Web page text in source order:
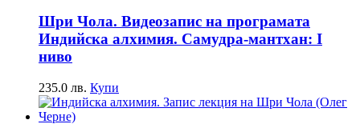
Шри Чола. Видеозапис на програмата
Индийска алхимия. Самудра-мантхан: I
ниво
235.0 лв. Купи